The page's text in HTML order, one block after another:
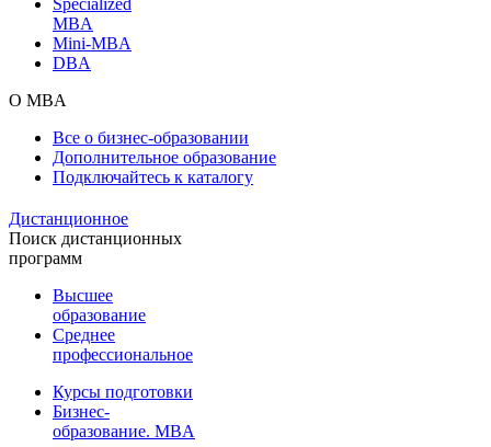
MBA
Mini-MBA
DBA
О MBA
Все о бизнес-образовании
Дополнительное образование
Подключайтесь к каталогу
Дистанционное
Поиск дистанционных
программ
Высшее
образование
Среднее
профессиональное
Курсы подготовки
Бизнес-
образование. MBA